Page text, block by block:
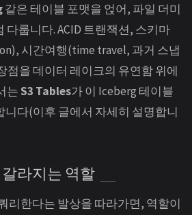
같은 테이블 포맷을 얹어, 파일 더미
다룹니다. ACID 트랜잭션, 스키마
시간여행(time travel, 과거 스냅
점을 데이터 레이크의 유연함 위에
는S3 Tables가 이 Iceberg 테이블
니다(이후 글에서 자세히 설명합니
라지는 역할
리한다는 발상을 따라가면, 역할이